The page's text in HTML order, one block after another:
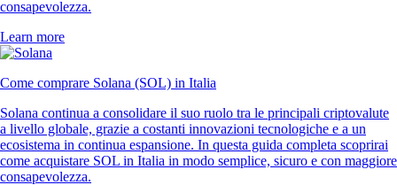
consapevolezza.
Learn more
Come comprare Solana (SOL) in Italia
Solana continua a consolidare il suo ruolo tra le principali criptovalute
a livello globale, grazie a costanti innovazioni tecnologiche e a un
ecosistema in continua espansione. In questa guida completa scoprirai
come acquistare SOL in Italia in modo semplice, sicuro e con maggiore
consapevolezza.